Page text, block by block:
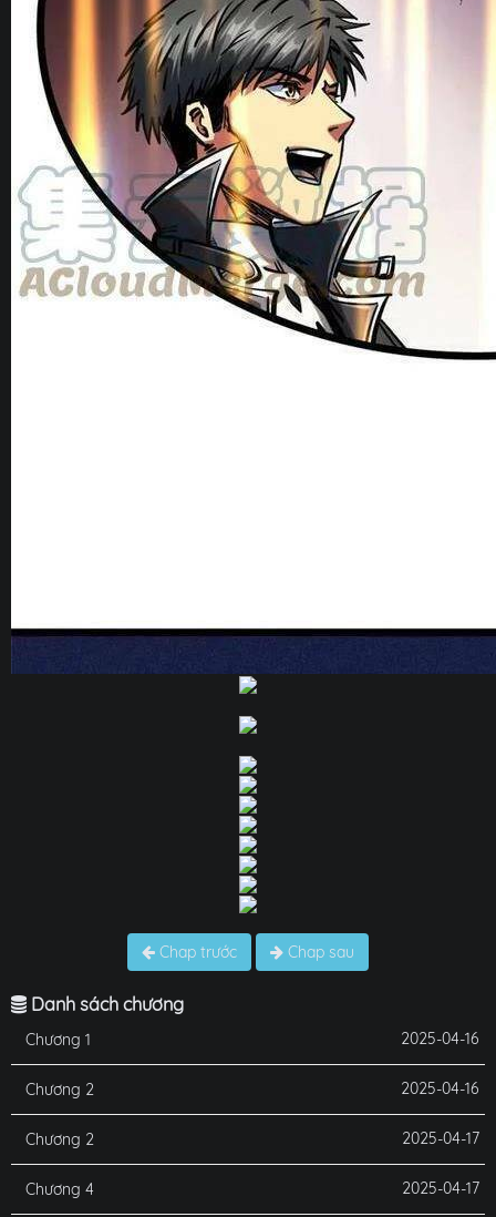
Chap trước Chap sau
Danh sách chương
Chương 1 2025-04-16
Chương 2 2025-04-16
Chương 2 2025-04-17
Chương 4 2025-04-17